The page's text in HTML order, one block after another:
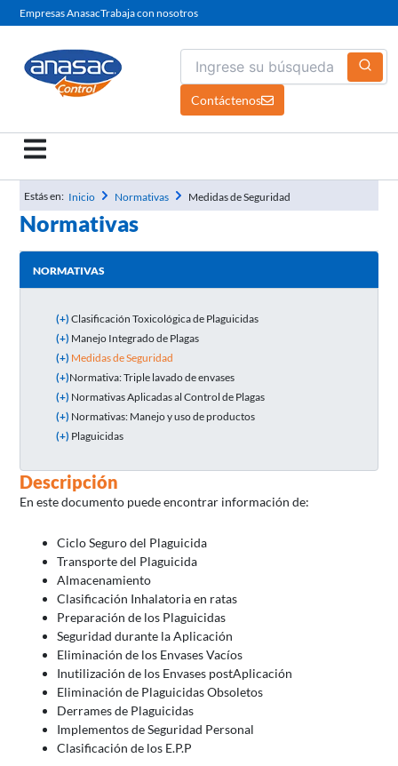
al
Empresas AnasacTrabaja con nosotros
Contáctenos
Estás en: Inicio Normativas Medidas de Seguridad
Normativas
NORMATIVAS
(+) Clasificación Toxicológica de Plaguicidas
(+) Manejo Integrado de Plagas
(+) Medidas de Seguridad
(+)Normativa: Triple lavado de envases
(+) Normativas Aplicadas al Control de Plagas
(+) Normativas: Manejo y uso de productos
(+) Plaguicidas
Descripción
En este documento puede encontrar información de:
Ciclo Seguro del Plaguicida
Transporte del Plaguicida
Almacenamiento
Clasificación Inhalatoria en ratas
Preparación de los Plaguicidas
Seguridad durante la Aplicación
Eliminación de los Envases Vacíos
Inutilización de los Envases postAplicación
Eliminación de Plaguicidas Obsoletos
Derrames de Plaguicidas
Implementos de Seguridad Personal
Clasificación de los E.P.P